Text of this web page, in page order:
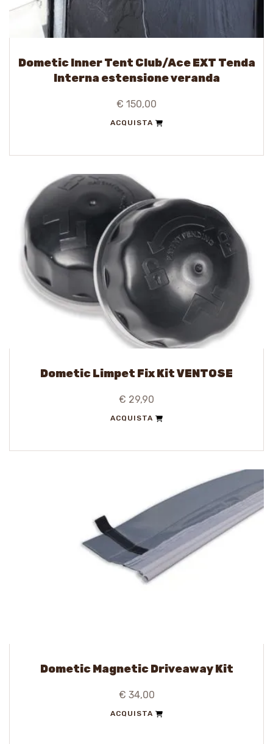
Dometic Inner Tent Club/Ace EXT Tenda
Interna estensione veranda
€ 150,00
ACQUISTA
Dometic Limpet Fix Kit VENTOSE
€ 29,90
ACQUISTA
Dometic Magnetic Driveaway Kit
€ 34,00
ACQUISTA